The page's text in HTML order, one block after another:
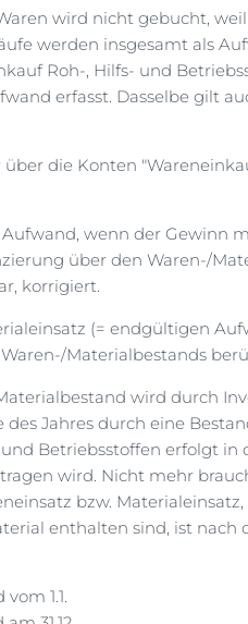
wird nicht gebucht,
werden insgesamt als
Roh-, Hilfs- und
erfasst. Dasselbe gilt
die Konten
wenn der Gewinn
über den Waren-/
korrigiert.
(= endgültigen
Materialbestands
wird durch
des Jahres durch eine
Betriebsstoffen erfolgt
wird. Nicht mehr
bzw.
enthalten sind, ist
1.1.